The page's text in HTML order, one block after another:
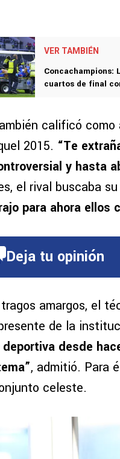
VER TAMBIÉN
Concachampions:
cuartos de final
calificó
2015. “Te
y hasta
el rival buscaba
para ahora ellos
Deja tu opinión
amargos, el
de la
desde
, admitió. Para
celeste.